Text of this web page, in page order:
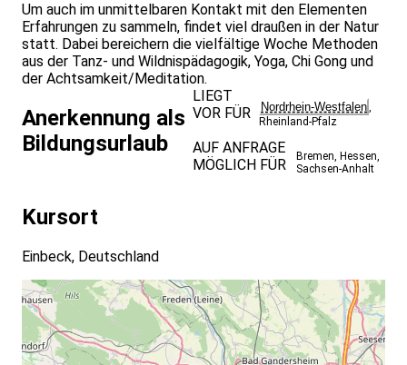
Um auch im unmittelbaren Kontakt mit den Elementen
Erfahrungen zu sammeln, findet viel draußen in der Natur
statt. Dabei bereichern die vielfältige Woche Methoden
aus der Tanz- und Wildnispädagogik, Yoga, Chi Gong und
der Achtsamkeit/Meditation.
Anerkennung als
Bildungsurlaub
LIEGT
VOR FÜR
Nordrhein-Westfalen,
Rheinland-Pfalz
AUF ANFRAGE
MÖGLICH FÜR
Bremen, Hessen,
Sachsen-Anhalt
Kursort
Einbeck, Deutschland